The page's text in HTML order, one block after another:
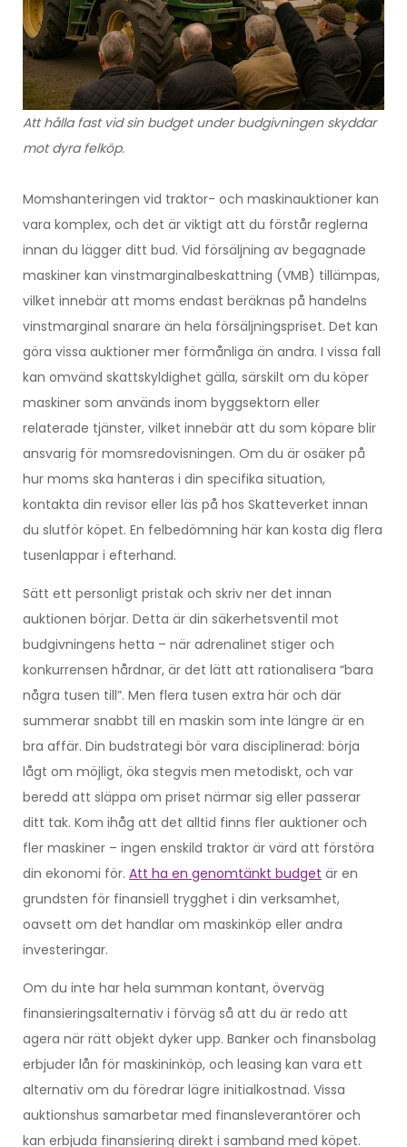
Att hålla fast vid sin budget under budgivningen skyddar
mot dyra felköp.
Momshanteringen vid traktor- och maskinauktioner kan
vara komplex, och det är viktigt att du förstår reglerna
innan du lägger ditt bud. Vid försäljning av begagnade
maskiner kan vinstmarginalbeskattning (VMB) tillämpas,
vilket innebär att moms endast beräknas på handelns
vinstmarginal snarare än hela försäljningspriset. Det kan
göra vissa auktioner mer förmånliga än andra. I vissa fall
kan omvänd skattskyldighet gälla, särskilt om du köper
maskiner som används inom byggsektorn eller
relaterade tjänster, vilket innebär att du som köpare blir
ansvarig för momsredovisningen. Om du är osäker på
hur moms ska hanteras i din specifika situation,
kontakta din revisor eller läs på hos Skatteverket innan
du slutför köpet. En felbedömning här kan kosta dig flera
tusenlappar i efterhand.
Sätt ett personligt pristak och skriv ner det innan
auktionen börjar. Detta är din säkerhetsventil mot
budgivningens hetta – när adrenalinet stiger och
konkurrensen hårdnar, är det lätt att rationalisera “bara
några tusen till”. Men flera tusen extra här och där
summerar snabbt till en maskin som inte längre är en
bra affär. Din budstrategi bör vara disciplinerad: börja
lågt om möjligt, öka stegvis men metodiskt, och var
beredd att släppa om priset närmar sig eller passerar
ditt tak. Kom ihåg att det alltid finns fler auktioner och
fler maskiner – ingen enskild traktor är värd att förstöra
din ekonomi för. Att ha en genomtänkt budget är en
grundsten för finansiell trygghet i din verksamhet,
oavsett om det handlar om maskinköp eller andra
investeringar.
Om du inte har hela summan kontant, överväg
finansieringsalternativ i förväg så att du är redo att
agera när rätt objekt dyker upp. Banker och finansbolag
erbjuder lån för maskininköp, och leasing kan vara ett
alternativ om du föredrar lägre initialkostnad. Vissa
auktionshus samarbetar med finansleverantörer och
kan erbjuda finansiering direkt i samband med köpet.